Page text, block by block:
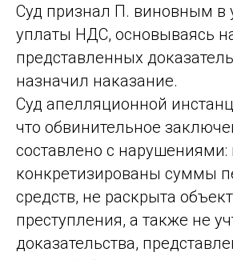
Суд признал П. виновным в
уплаты НДС, основываясь
представленных
назначил наказание.
Суд апелляционной
что обвинительное
составлено с нарушениями:
конкретизированы суммы
средств, не раскрыта
преступления, а также не
доказательства,